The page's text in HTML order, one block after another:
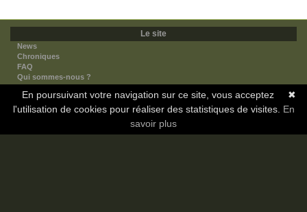
Le site
News
Chroniques
FAQ
Qui sommes-nous ?
Nos partenaires
Faites-nous connaitre
Nous contacter
✖
En poursuivant votre navigation sur ce site, vous acceptez
l'utilisation de cookies pour réaliser des statistiques de visites. En
savoir plus